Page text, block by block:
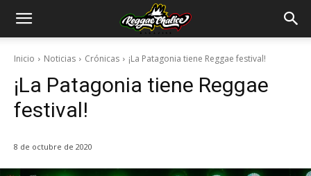
Inicio Noticias Crónicas ¡La Patagonia tiene Reggae festival!
¡La Patagonia tiene Reggae
festival!
8 de octubre de 2020